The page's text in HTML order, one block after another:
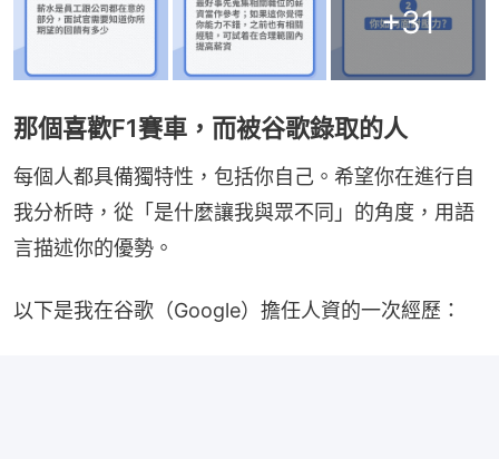
+31
那個喜歡F1賽車，而被谷歌錄取的人
每個人都具備獨特性，包括你自己。希望你在進行自
我分析時，從「是什麼讓我與眾不同」的角度，用語
言描述你的優勢。
以下是我在谷歌（Google）擔任人資的一次經歷：